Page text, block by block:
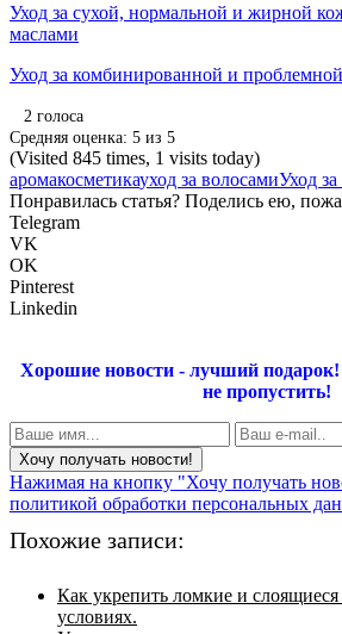
Уход за сухой, нормальной и жирной
маслами
Уход за комбинированной и
2 голоса
Средняя оценка: 5 из 5
(Visited 845 times, 1 visits today)
аромакосметикауход за волосамиУход
Понравилась статья? Поделись ею,
Telegram
VK
OK
Pinterest
Linkedin
Хорошие новости - лучший подарок!
не пропустить!
Нажимая на кнопку "Хочу получать
политикой обработки персональных
Похожие записи:
Как укрепить ломкие и
условиях.